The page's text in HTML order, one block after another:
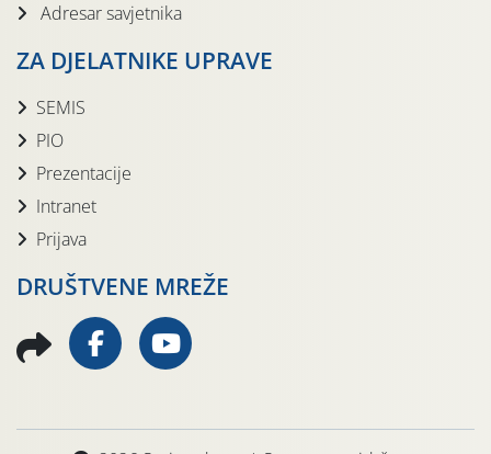
Adresar savjetnika
ZA DJELATNIKE UPRAVE
SEMIS
PIO
Prezentacije
Intranet
Prijava
DRUŠTVENE MREŽE